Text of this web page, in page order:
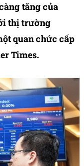
tăng của
thị trường
quan chức cấp
Times.